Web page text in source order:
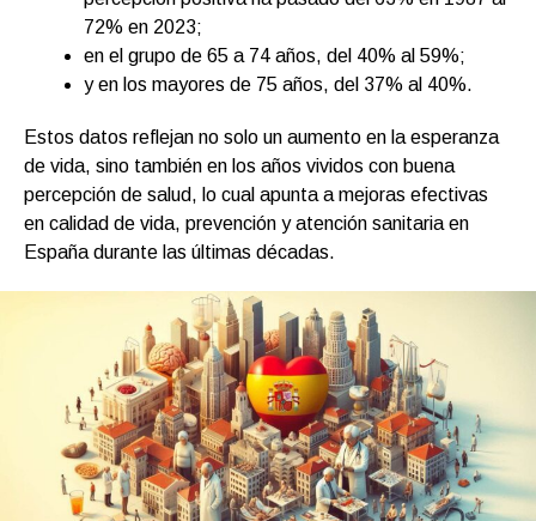
72% en 2023;
en el grupo de 65 a 74 años, del 40% al 59%;
y en los mayores de 75 años, del 37% al 40%.
Estos datos reflejan no solo un aumento en la esperanza
de vida, sino también en los años vividos con buena
percepción de salud, lo cual apunta a mejoras efectivas
en calidad de vida, prevención y atención sanitaria en
España durante las últimas décadas.